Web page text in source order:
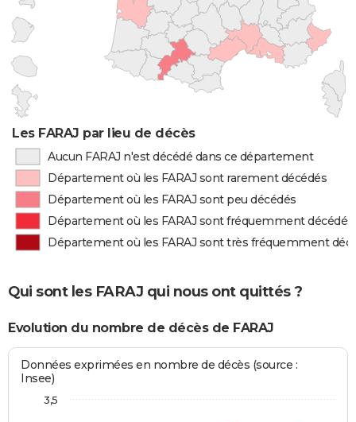
Les FARAJ par lieu de décès
Aucun FARAJ n'est décédé dans ce département
Département où les FARAJ sont rarement décédés
Département où les FARAJ sont peu décédés
Département où les FARAJ sont fréquemment décédés
Département où les FARAJ sont très fréquemment
Qui sont les FARAJ qui nous ont quittés ?
Evolution du nombre de décès de FARAJ
Données exprimées en nombre de décès (source :
Insee)
3,5